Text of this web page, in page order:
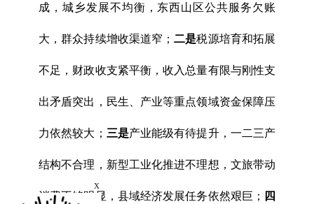
成，城乡发展不均衡，东西山区公共服务欠账
大，群众持续增收渠道窄；二是税源培育和拓展
不足，财政收支紧平衡，收入总量有限与刚性支
出矛盾突出，民生、产业等重点领域资金保障压
力依然较大； 三是产业能级有待提升，一二三产
结构不合理，新型工业化推进不理想，文旅带动
消费不够明显，县域经济发展任务依然艰巨； 四
x